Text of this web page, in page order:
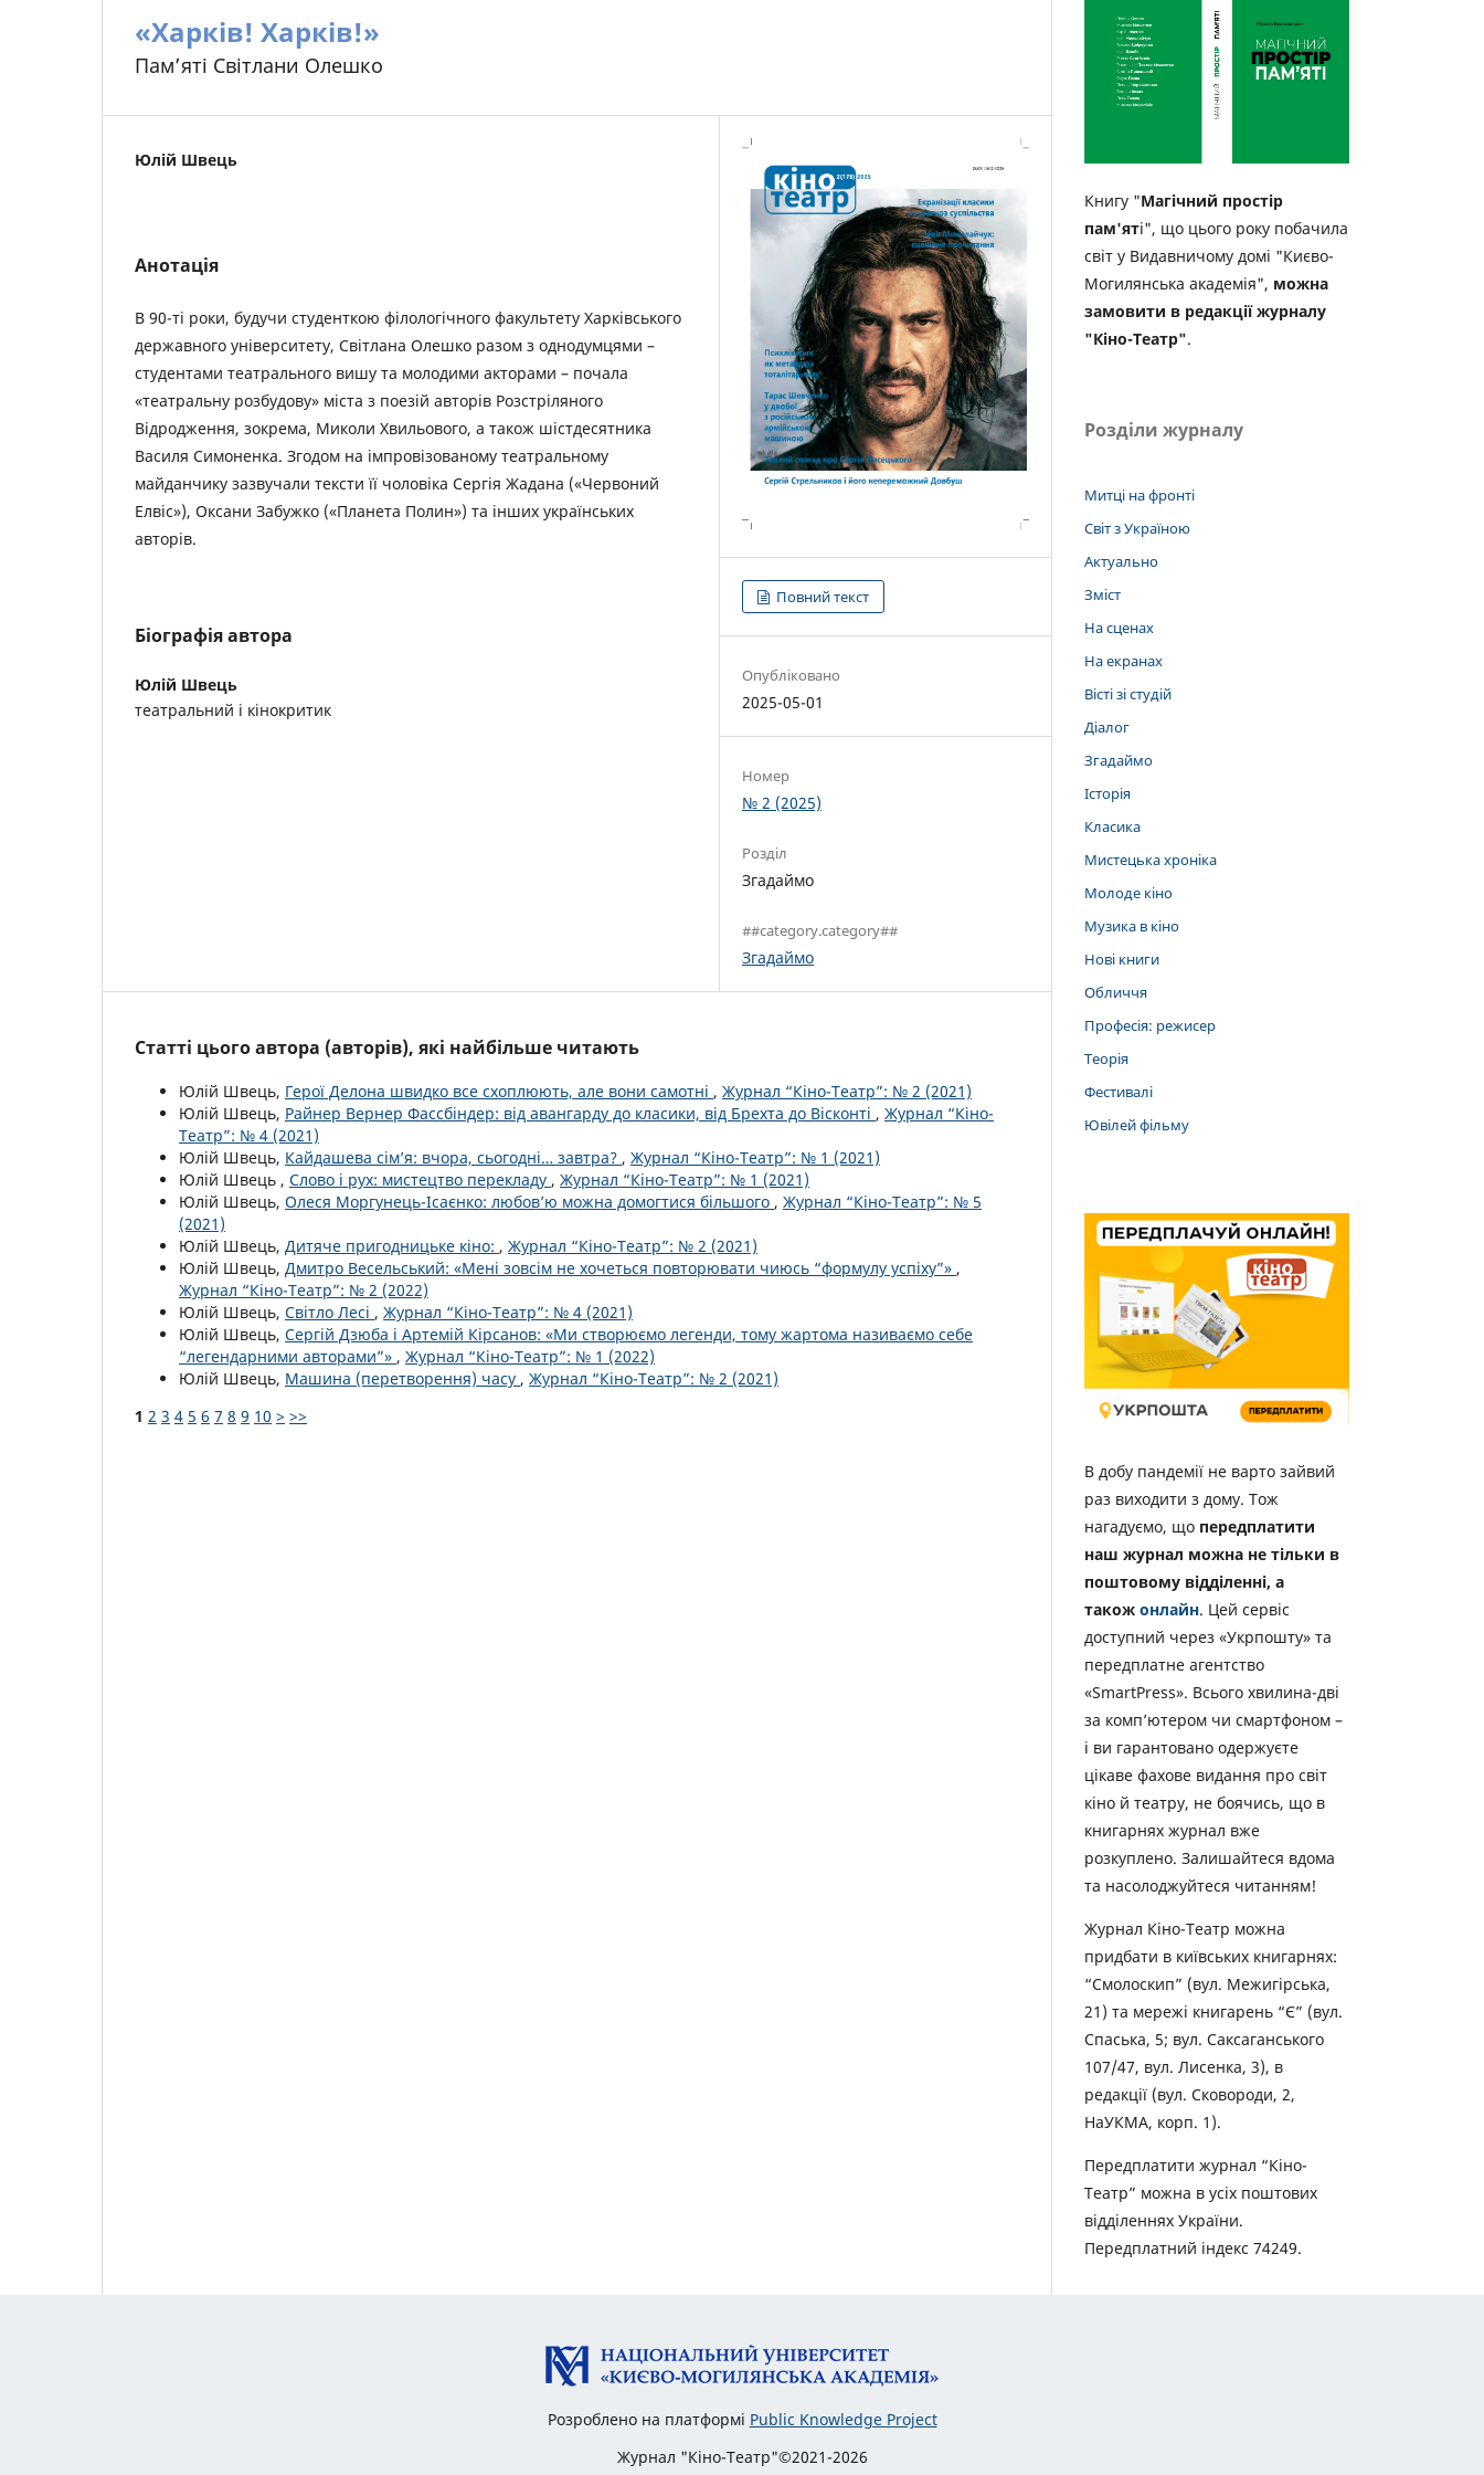
«Харків! Харків!»
Пам’яті Світлани Олешко
Юлій Швець
Анотація
В 90-ті роки, будучи студенткою філологічного факультету Харківського
державного університету, Світлана Олешко разом з однодумцями –
студентами театрального вишу та молодими акторами – почала
«театральну розбудову» міста з поезій авторів Розстріляного
Відродження, зокрема, Миколи Хвильового, а також шістдесятника
Василя Симоненка. Згодом на імпровізованому театральному
майданчику зазвучали тексти її чоловіка Сергія Жадана («Червоний
Елвіс»), Оксани Забужко («Планета Полин») та інших українських
авторів.
Біографія автора
Юлій Швець
театральний і кінокритик
Повний текст
Опубліковано
2025-05-01
Номер
№ 2 (2025)
Розділ
Згадаймо
##category.category##
Згадаймо
Статті цього автора (авторів), які найбільше читають
Юлій Швець, Герої Делона швидко все схоплюють, але вони самотні , Журнал “Кіно-Театр”: № 2 (2021)
Юлій Швець, Райнер Вернер Фассбіндер: від авангарду до класики, від Брехта до Вісконті , Журнал “Кіно-
Театр”: № 4 (2021)
Юлій Швець, Кайдашева сім’я: вчора, сьогодні… завтра? , Журнал “Кіно-Театр”: № 1 (2021)
Юлій Швець , Слово і рух: мистецтво перекладу , Журнал “Кіно-Театр”: № 1 (2021)
Юлій Швець, Олеся Моргунець-Ісаєнко: любов’ю можна домогтися більшого , Журнал “Кіно-Театр”: № 5
(2021)
Юлій Швець, Дитяче пригодницьке кіно: , Журнал “Кіно-Театр”: № 2 (2021)
Юлій Швець, Дмитро Весельський: «Мені зовсім не хочеться повторювати чиюсь “формулу успіху”» ,
Журнал “Кіно-Театр”: № 2 (2022)
Юлій Швець, Світло Лесі , Журнал “Кіно-Театр”: № 4 (2021)
Юлій Швець, Сергій Дзюба і Артемій Кірсанов: «Ми створюємо легенди, тому жартома називаємо себе
“легендарними авторами”» , Журнал “Кіно-Театр”: № 1 (2022)
Юлій Швець, Машина (перетворення) часу , Журнал “Кіно-Театр”: № 2 (2021)
1 2 3 4 5 6 7 8 9 10 > >>
Книгу "Магічний простір
пам'яті", що цього року побачила
світ у Видавничому домі "Києво-
Могилянська академія", можна
замовити в редакції журналу
"Кіно-Театр".
Розділи журналу
Митці на фронті
Світ з Україною
Актуально
Зміст
На сценах
На екранах
Вісті зі студій
Діалог
Згадаймо
Історія
Класика
Мистецька хроніка
Молоде кіно
Музика в кіно
Нові книги
Обличчя
Професія: режисер
Теорія
Фестивалі
Ювілей фільму
В добу пандемії не варто зайвий
раз виходити з дому. Тож
нагадуємо, що передплатити
наш журнал можна не тільки в
поштовому відділенні, а
також онлайн. Цей сервіс
доступний через «Укрпошту» та
передплатне агентство
«SmartPress». Всього хвилина-дві
за комп’ютером чи смартфоном –
і ви гарантовано одержуєте
цікаве фахове видання про світ
кіно й театру, не боячись, що в
книгарнях журнал вже
розкуплено. Залишайтеся вдома
та насолоджуйтеся читанням!
Журнал Кіно-Театр можна
придбати в київських книгарнях:
“Смолоскип” (вул. Межигірська,
21) та мережі книгарень “Є” (вул.
Спаська, 5; вул. Саксаганського
107/47, вул. Лисенка, 3), в
редакції (вул. Сковороди, 2,
НаУКМА, корп. 1).
Передплатити журнал “Кіно-
Театр” можна в усіх поштових
відділеннях України.
Передплатний індекс 74249.
Розроблено на платформі Public Knowledge Project
Журнал "Кіно-Театр"©2021-2026